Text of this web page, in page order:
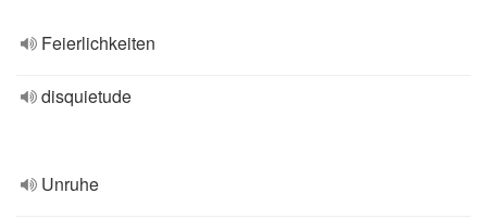
Feierlichkeiten
disquietude
Unruhe